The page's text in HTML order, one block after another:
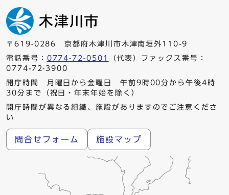
〒619-0286 京都府木津川市木津南垣外110-9
電話番号： 0774-72-0501
（代表）ファックス番号：
0774-72-3900
開庁時間 月曜日から金曜日 午前9時00分から午後4時
30分まで（祝日・年末年始を除く）
開庁時間が異なる組織、施設がありますのでご注意くださ
い
問合せフォーム 施設マップ